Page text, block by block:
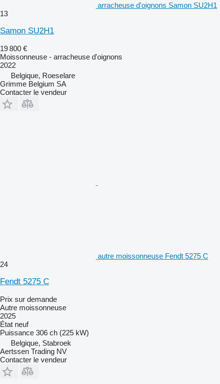
arracheuse d'oignons Samon SU2H1
13
Samon SU2H1
19 800 €
Moissonneuse - arracheuse d'oignons
2022
Belgique, Roeselare
Grimme Belgium SA
Contacter le vendeur
autre moissonneuse Fendt 5275 C
24
Fendt 5275 C
Prix sur demande
Autre moissonneuse
2025
État neuf
Puissance 306 ch (225 kW)
Belgique, Stabroek
Aertssen Trading NV
Contacter le vendeur